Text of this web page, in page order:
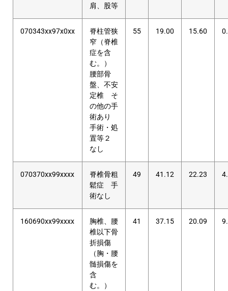
肩、股等
070343xx97x0xx
脊柱管狭
窄（脊椎
症を含
む。）
腰部骨
盤、不安
定椎 そ
の他の手
術あり
手術・処
置等２
なし
55 19.00 15.60
070370xx99xxxx
脊椎骨粗
鬆症 手
術なし
49 41.12 22.23
160690xx99xxxx
胸椎、腰
椎以下骨
折損傷
（胸・腰
髄損傷を
含
む。）
41 37.15 20.09